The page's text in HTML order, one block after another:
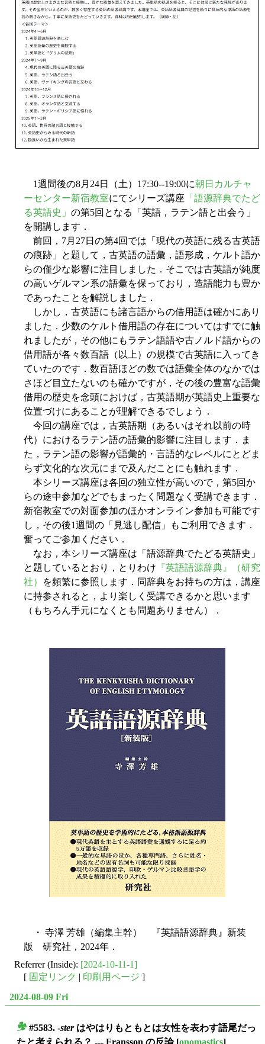
1週間後の8月24日（土）17:30--19:00に朝日カルチャ
ーセンター新宿教室にてシリーズ講座 「語源辞典でたど
る英語史」 の第5回となる「英語，ラテン語と出会う」
を開講します．
前回，7月27日の第4回では「現代の英語に残る古英語
の痕跡」と題して，古英語の語彙，語形成，ケルト語か
らの僅少な影響に注目しました．そこでは古英語が純度
の高いゲルマン系の語彙を保っており，造語能力も豊か
であったことを解説しました．
しかし，古英語にも諸言語からの借用語は確かにあり
ました．少数のケルト借用語の存在についてはすでに触
れましたが，その他にもラテン語語や古ノルド語からの
借用語が各々数百語（以上）の規模で古英語に入ってき
ていたのです．数百語ほどの数では語彙全体のなかでは
さほど目立たないのも確かですが，その後の豊富な語彙
借用の歴史を念頭におけば，古英語期が英語史上重要な
位置づけにあることが理解できるでしょう．
今回の講座では，古英語期（あるいはそれ以前の時
代）におけるラテン語の語彙的影響に注目します．ま
た，ラテン語の影響が語彙的・言語的なレベルにとどま
らず文化的な次元にまで及んだことにも触れます．
本シリーズ講座は各回の独立性が高いので，第5回か
らの途中参加などでもまったく問題なく受講できます．
新宿教室での対面参加のほかオンライン参加も可能です
し，その後1週間の「見逃し配信」もご利用できます．
奮ってご参加ください．
なお，本シリーズ講座は「語源辞典でたどる英語史」
と題しているとおり，とりわけ 『英語語源辞典』（研究
社）
を頻繁に参照します．同辞典をお持ちの方は，講座
に持参されると，より楽しく受講できるかと思います
（もちろん手元になくとも問題ありません）．
・ 寺澤 芳雄（編集主幹） 『英語語源辞典』新装
版 研究社，2024年．
Referrer (Inside): [2024-10-11-1]
[ 固定リンク | 印刷用ページ ]
2024-08-09 Fri
#5583. -sterはやはりもともとは女性を表わす語尾だっ
たと考えられる？ --- Fransson の反論[onomastics]